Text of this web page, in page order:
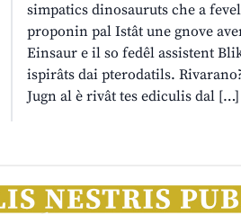
simpatics dinosauruts che a
proponin pal Istât une gnove
Einsaur e il so fedêl assistent
ispirâts dai pterodatils.
Jugn al è rivât tes ediculis dal […]